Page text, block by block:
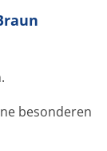
besonderen